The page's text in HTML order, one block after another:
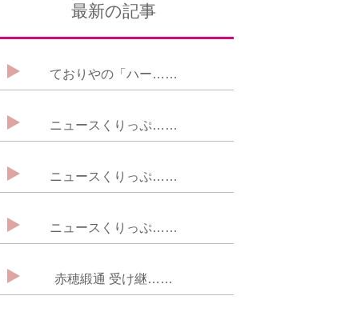
最新の記事
ておりやの「ハー……
ニュースくりっぷ……
ニュースくりっぷ……
ニュースくりっぷ……
赤穂緞通 受け継……